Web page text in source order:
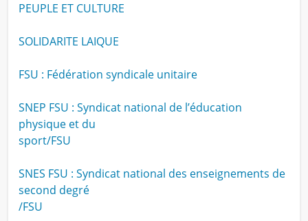
PEUPLE ET CULTURE
SOLIDARITE LAIQUE
FSU : Fédération syndicale unitaire
SNEP FSU : Syndicat national de l’éducation
physique et du
sport/FSU
SNES FSU : Syndicat national des enseignements de
second degré
/FSU